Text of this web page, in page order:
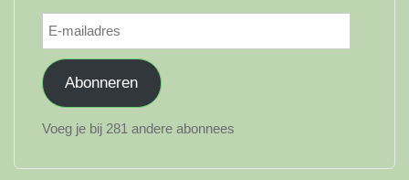
E-
mailadres
Abonneren
Voeg je bij 281 andere abonnees